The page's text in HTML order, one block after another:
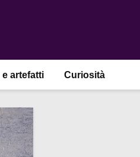
e artefatti Curiosità